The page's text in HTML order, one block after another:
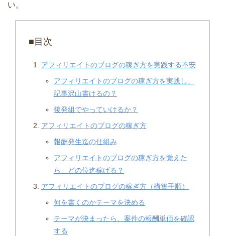
い。
■目次
アフィリエイトのブログの稼ぎ方を実践する不安
アフィリエイトのブログの稼ぎ方を実践し、
記事沢山書けるの？
後発組でやっていけるか？
アフィリエイトのブログの稼ぎ方
報酬発生迄の仕組み
アフィリエイトのブログの稼ぎ方を覚えた
ら、どの位迄稼げる？
アフィリエイトのブログの稼ぎ方（構築手順）
何を書くのかテーマを決める
テーマが決まったら、案件の報酬単価を確認
する